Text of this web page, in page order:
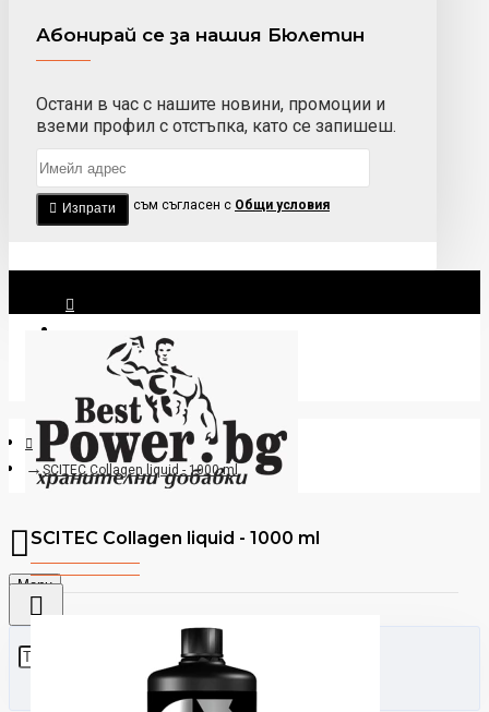
Абонирай се за нашия Бюлетин
Остани в час с нашите новини, промоции и
вземи профил с отстъпка, като се запишеш.
Изпрати
Прочетох и съм съгласен с Общи условия
Регистрация
Menu
SCITEC Collagen liquid - 1000 ml
SCITEC Collagen liquid - 1000 ml